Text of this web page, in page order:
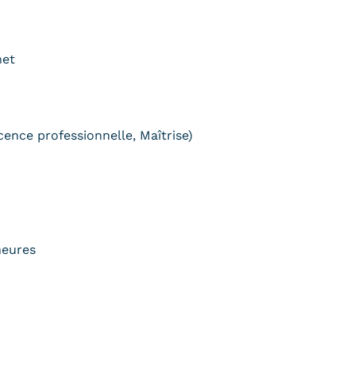
professionnelle, Maîtrise)